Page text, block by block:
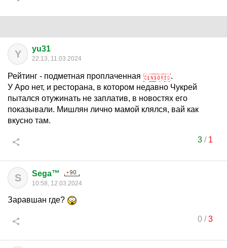
Y yu31
22:13, 11.03.2024
Рейтинг - подметная проплаченная
.
У Аро нет, и ресторана, в котором недавно Чукрей
пытался отужинать не заплатив, в новостях его
показывали. Мишлян лично мамой клялся, вай как
вкусно там.
3/ 1
S Sega™
10:58, 12.03.2024
Заравшан где?
0/3